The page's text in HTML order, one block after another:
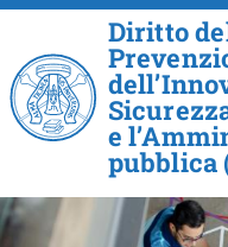
Diritto
e
pubblica